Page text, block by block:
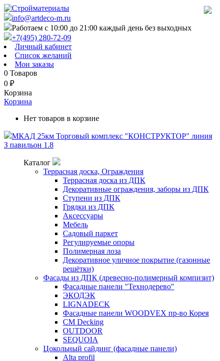
info@artdeco-m.ru
Работаем с 10:00 до 21:00 каждый день без выходных
+7(495) 280-72-09
Личный кабинет
Список желаний
Мои заказы
0 Товаров
0 ₽
Корзина
Корзина
Нет товаров в корзине
МКАД 25км Торговый комплекс "КОНСТРУКТОР" линия
З павильон 1.8
Каталог
Террасная доска, Ограждения
Террасная доска из ДПК
Декоративные ограждения, заборы из ДПК
Ступени из ДПК
Грядки из ДПК
Аксессуары
Мебель
Садовый паркет
Регулируемые опоры
Полимерная лоза
Декоративное уличное покрытие (газонные
решётки)
Фасады из ДПК (древесно-полимерный компизит)
Фасадные панели "Технодерево"
ЭКОДЭК
LIGNADECK
Фасадные панели WOODVEX пр-во Корея
CM Decking
OUTDOOR
SEQUOIA
Цокольный сайдинг (фасадные панели)
Alta profil